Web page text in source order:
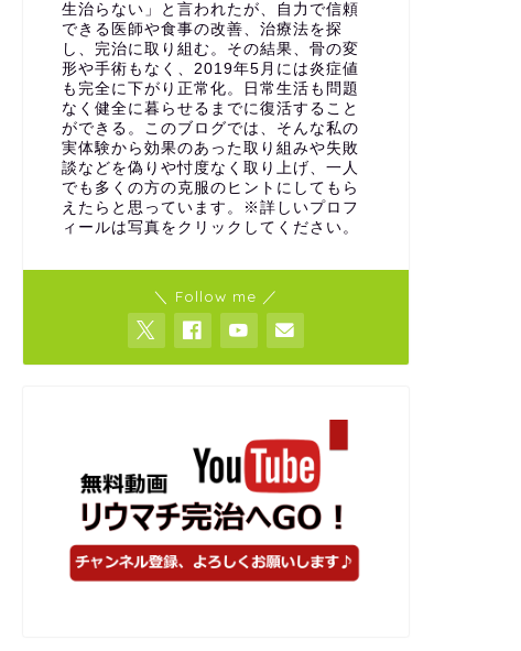
生治らない」と言われたが、自力で信頼
できる医師や食事の改善、治療法を探
し、完治に取り組む。その結果、骨の変
形や手術もなく、2019年5月には炎症値
も完全に下がり正常化。日常生活も問題
なく健全に暮らせるまでに復活すること
ができる。このブログでは、そんな私の
実体験から効果のあった取り組みや失敗
談などを偽りや忖度なく取り上げ、一人
でも多くの方の克服のヒントにしてもら
えたらと思っています。※詳しいプロフ
ィールは写真をクリックしてください。
＼ Follow me ／